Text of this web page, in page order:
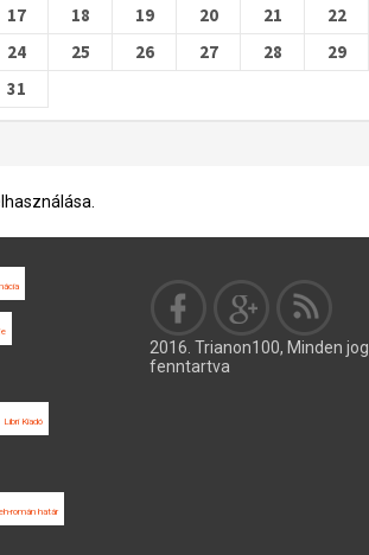
17
18 19 20 21 22
24
25 26 27 28 29
31
Libri Kiadó
román határ
2016. Trianon100, Minden jog
fenntartva